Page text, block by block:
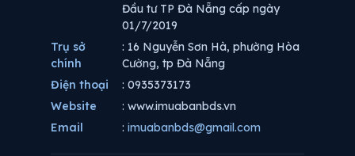
Đầu tư TP Đà Nẵng cấp ngày
01/7/2019
Trụ sở
chính
: 16 Nguyễn Sơn Hà, phường Hòa
Cường, tp Đà Nẵng
Điện thoại
: 0935373173
Website
: www.imuabanbds.vn
Email
: imuabanbds@gmail.com